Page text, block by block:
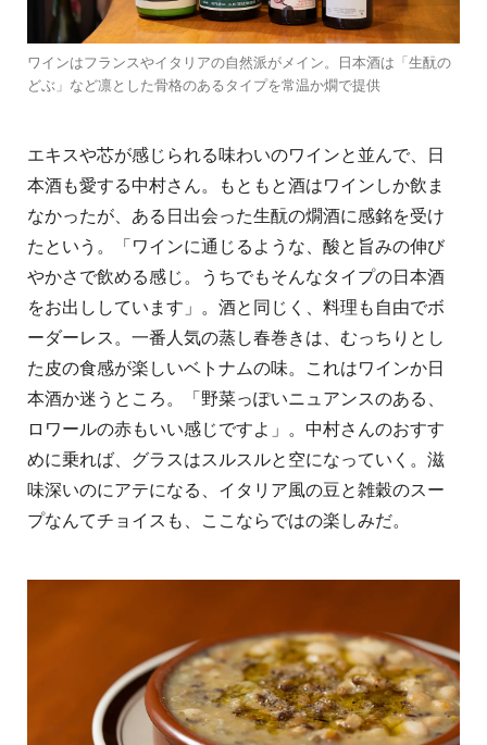
ワインはフランスやイタリアの自然派がメイン。日本酒は「生酛の
どぶ」など凛とした骨格のあるタイプを常温か燗で提供
エキスや芯が感じられる味わいのワインと並んで、日
本酒も愛する中村さん。もともと酒はワインしか飲ま
なかったが、ある日出会った生酛の燗酒に感銘を受け
たという。「ワインに通じるような、酸と旨みの伸び
やかさで飲める感じ。うちでもそんなタイプの日本酒
をお出ししています」。酒と同じく、料理も自由でボ
ーダーレス。一番人気の蒸し春巻きは、むっちりとし
た皮の食感が楽しいベトナムの味。これはワインか日
本酒か迷うところ。「野菜っぽいニュアンスのある、
ロワールの赤もいい感じですよ」。中村さんのおすす
めに乗れば、グラスはスルスルと空になっていく。滋
味深いのにアテになる、イタリア風の豆と雑穀のスー
プなんてチョイスも、ここならではの楽しみだ。